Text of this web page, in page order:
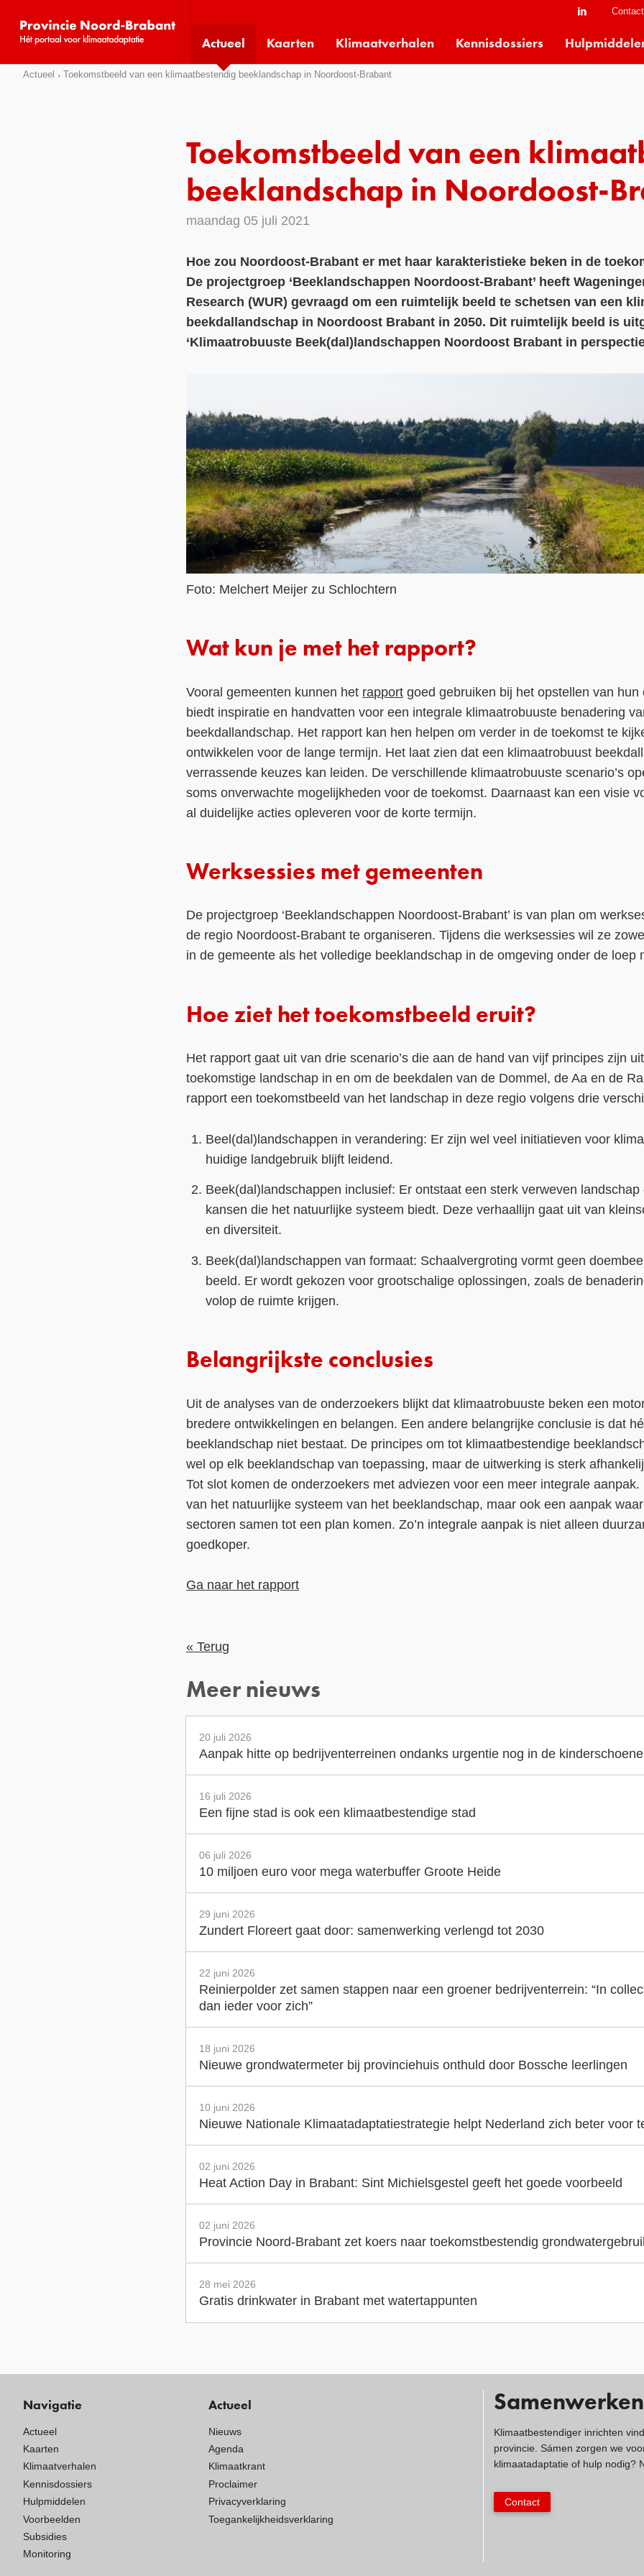
social
media
pages:
Contact
Actueel Kaarten Klimaatverhalen Kennisdossiers
Actueel Toekomstbeeld van een klimaatbestendig beeklandschap in Noordoost-Brabant
Toekomstbeeld van een
beeklandschap in Noordoost-
maandag 05 juli 2021
Hoe zou Noordoost-Brabant er met haar karakteristieke beken in de
De projectgroep ‘Beeklandschappen Noordoost-Brabant’ heeft
Research (WUR) gevraagd om een ruimtelijk beeld te schetsen van een
beekdallandschap in Noordoost Brabant in 2050. Dit ruimtelijk beeld is
‘Klimaatrobuuste Beek(dal)landschappen Noordoost Brabant in
Foto: Melchert Meijer zu Schlochtern
Wat kun je met het rapport?
Vooral gemeenten kunnen het rapport goed gebruiken bij het opstellen van
biedt inspiratie en handvatten voor een integrale klimaatrobuuste benadering
beekdallandschap. Het rapport kan hen helpen om verder in de toekomst te
ontwikkelen voor de lange termijn. Het laat zien dat een klimaatrobuust
verrassende keuzes kan leiden. De verschillende klimaatrobuuste scenario’s
soms onverwachte mogelijkheden voor de toekomst. Daarnaast kan een visie
al duidelijke acties opleveren voor de korte termijn.
Werksessies met gemeenten
De projectgroep ‘Beeklandschappen Noordoost-Brabant’ is van plan om
de regio Noordoost-Brabant te organiseren. Tijdens die werksessies wil ze
in de gemeente als het volledige beeklandschap in de omgeving onder de loep
Hoe ziet het toekomstbeeld eruit?
Het rapport gaat uit van drie scenario’s die aan de hand van vijf principes zijn
toekomstige landschap in en om de beekdalen van de Dommel, de Aa en de
rapport een toekomstbeeld van het landschap in deze regio volgens drie
Beel(dal)landschappen in verandering: Er zijn wel veel initiatieven voor
huidige landgebruik blijft leidend.
Beek(dal)landschappen inclusief: Er ontstaat een sterk verweven
kansen die het natuurlijke systeem biedt. Deze verhaallijn gaat uit van
en diversiteit.
Beek(dal)landschappen van formaat: Schaalvergroting vormt geen
beeld. Er wordt gekozen voor grootschalige oplossingen, zoals de
volop de ruimte krijgen.
Belangrijkste conclusies
Uit de analyses van de onderzoekers blijkt dat klimaatrobuuste beken een
bredere ontwikkelingen en belangen. Een andere belangrijke conclusie is dat
beeklandschap niet bestaat. De principes om tot klimaatbestendige
wel op elk beeklandschap van toepassing, maar de uitwerking is sterk
Tot slot komen de onderzoekers met adviezen voor een meer integrale
van het natuurlijke systeem van het beeklandschap, maar ook een aanpak
sectoren samen tot een plan komen. Zo’n integrale aanpak is niet alleen
goedkoper.
Ga naar het rapport
« Terug
Meer nieuws
20 juli 2026
Aanpak hitte op bedrijventerreinen ondanks urgentie nog in de
16 juli 2026
Een fijne stad is ook een klimaatbestendige stad
06 juli 2026
10 miljoen euro voor mega waterbuffer Groote Heide
29 juni 2026
Zundert Floreert gaat door: samenwerking verlengd tot 2030
22 juni 2026
Reinierpolder zet samen stappen naar een groener bedrijventerrein: “In
dan ieder voor zich”
18 juni 2026
Nieuwe grondwatermeter bij provinciehuis onthuld door Bossche leerlingen
10 juni 2026
Nieuwe Nationale Klimaatadaptatiestrategie helpt Nederland zich beter voor
02 juni 2026
Heat Action Day in Brabant: Sint Michielsgestel geeft het goede voorbeeld
02 juni 2026
Provincie Noord-Brabant zet koers naar toekomstbestendig
28 mei 2026
Gratis drinkwater in Brabant met watertappunten
Navigatie
Actueel
Kaarten
Klimaatverhalen
Kennisdossiers
Hulpmiddelen
Voorbeelden
Subsidies
Monitoring
Actueel
Nieuws
Agenda
Klimaatkrant
Proclaimer
Privacyverklaring
Toegankelijkheidsverklaring
Samenwerken
Klimaatbestendiger inrichten
provincie. Sámen zorgen we
klimaatadaptatie of hulp nodig?
Contact